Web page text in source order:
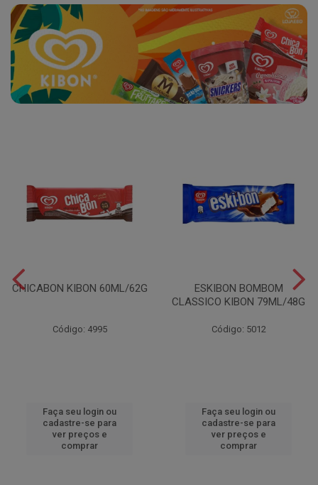
CHICABON KIBON 60ML/62G
Código: 4995
Faça seu login ou
cadastre-se para
ver preços e
comprar
ESKIBON BOMBOM
CLASSICO KIBON 79ML/48G
Código: 5012
Faça seu login ou
cadastre-se para
ver preços e
comprar